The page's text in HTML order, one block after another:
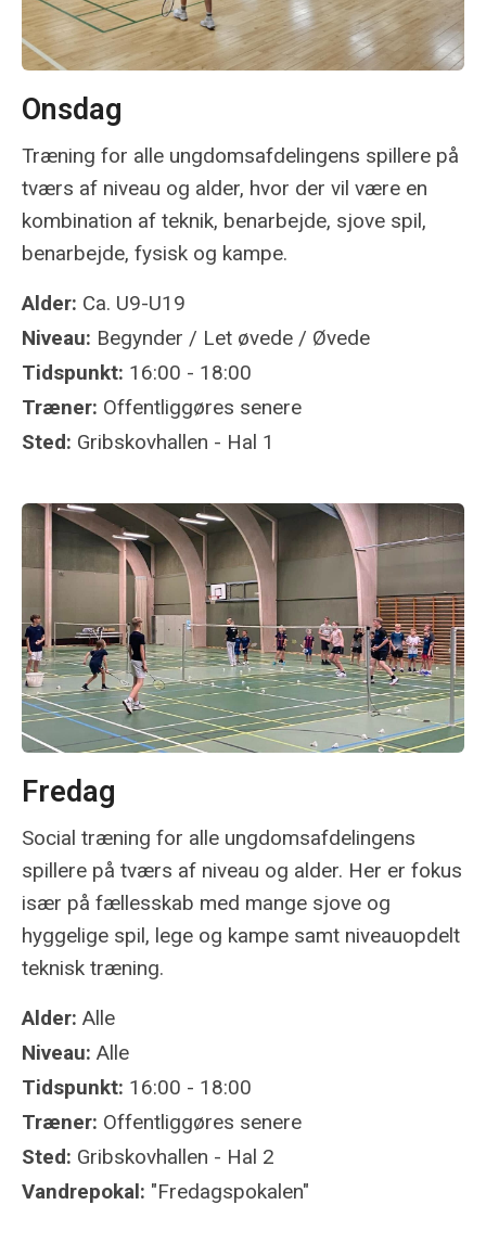
Onsdag
Træning for alle ungdomsafdelingens spillere på
tværs af niveau og alder, hvor der vil være en
kombination af teknik, benarbejde, sjove spil,
benarbejde, fysisk og kampe.
Alder: Ca. U9-U19
Niveau: Begynder / Let øvede / Øvede
Tidspunkt: 16:00 - 18:00
Træner: Offentliggøres senere
Sted: Gribskovhallen - Hal 1
Fredag
Social træning for alle ungdomsafdelingens
spillere på tværs af niveau og alder. Her er fokus
især på fællesskab med mange sjove og
hyggelige spil, lege og kampe samt niveauopdelt
teknisk træning.
Alder: Alle
Niveau: Alle
Tidspunkt: 16:00 - 18:00
Træner: Offentliggøres senere
Sted: Gribskovhallen - Hal 2
Vandrepokal: "Fredagspokalen"